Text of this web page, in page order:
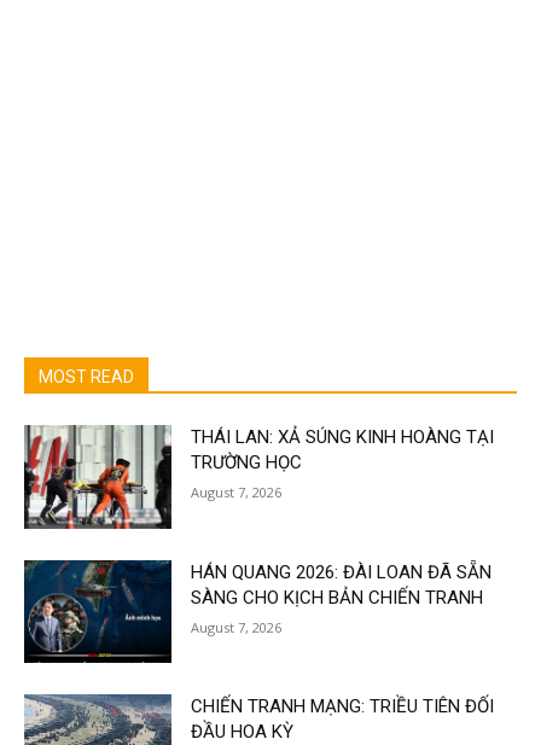
MOST READ
THÁI LAN: XẢ SÚNG KINH HOÀNG TẠI
TRƯỜNG HỌC
August 7, 2026
HÁN QUANG 2026: ĐÀI LOAN ĐÃ SẴN
SÀNG CHO KỊCH BẢN CHIẾN TRANH
August 7, 2026
CHIẾN TRANH MẠNG: TRIỀU TIÊN ĐỐI
ĐẦU HOA KỲ